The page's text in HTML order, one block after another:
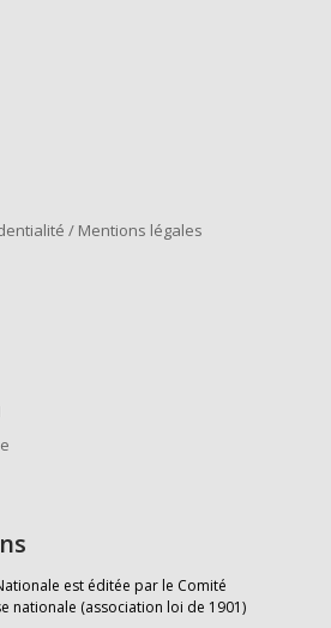
/ Mentions légales
est éditée par le Comité
nationale (association loi de 1901)